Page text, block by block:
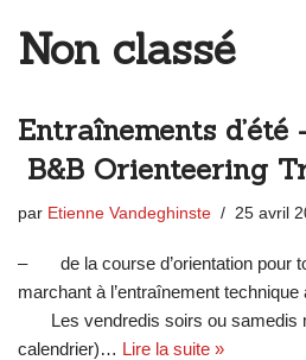
Non classé
Entraînements d’été
B&B Orienteering
par Etienne Vandeghinste 25 avril
– de la course d’orientation pour
marchant à l’entraînement
Les vendredis soirs ou samedis
calendrier)… Lire la suite »